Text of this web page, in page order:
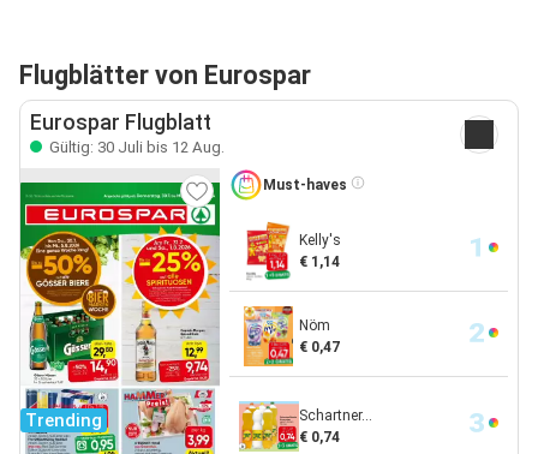
Flugblätter von Eurospar
Eurospar Flugblatt
Gültig: 30 Juli bis 12 Aug.
Trending
Must-haves
Kelly's
€ 1,14
Nöm
€ 0,47
Schartner...
€ 0,74